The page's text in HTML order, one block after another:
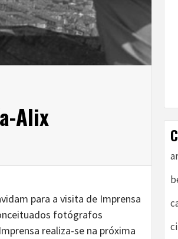
Alix
para a visita de Imprensa
fotógrafos
realiza-se na próxima